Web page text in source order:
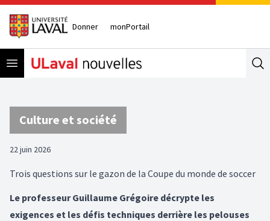
Donner monPortail
Open menu
Culture et société
22 juin 2026
Trois questions sur le gazon de la Coupe du monde de soccer
Le professeur Guillaume Grégoire décrypte les
exigences et les défis techniques derrière les pelouses